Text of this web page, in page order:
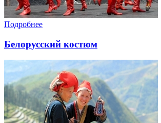
Подробнее
Белорусский костюм